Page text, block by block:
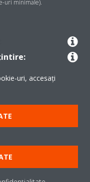
Data Act
uri minimale).
uri, accesați